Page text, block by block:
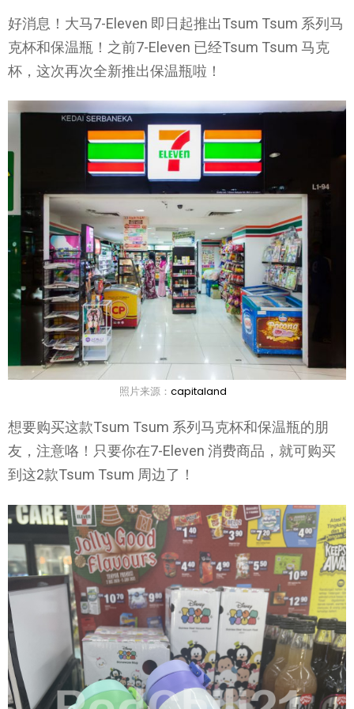
好消息！大马7-Eleven 即日起推出Tsum Tsum 系列马
克杯和保温瓶！之前7-Eleven 已经Tsum Tsum 马克
杯，这次再次全新推出保温瓶啦！
照片来源： capitaland
想要购买这款Tsum Tsum 系列马克杯和保温瓶的朋
友，注意咯！只要你在7-Eleven 消费商品，就可购买
到这2款Tsum Tsum 周边了！